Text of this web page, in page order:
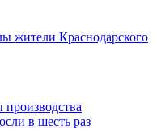
жители Краснодарского
в шесть раз